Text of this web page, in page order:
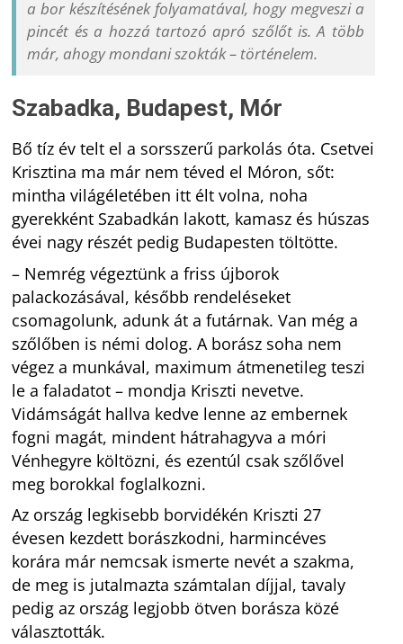
a bor készítésének folyamatával, hogy megveszi a
pincét és a hozzá tartozó apró szőlőt is. A több
már, ahogy mondani szokták – történelem.
Szabadka, Budapest, Mór
Bő tíz év telt el a sorsszerű parkolás óta. Csetvei
Krisztina ma már nem téved el Móron, sőt:
mintha világéletében itt élt volna, noha
gyerekként Szabadkán lakott, kamasz és húszas
évei nagy részét pedig Budapesten töltötte.
– Nemrég végeztünk a friss újborok
palackozásával, később rendeléseket
csomagolunk, adunk át a futárnak. Van még a
szőlőben is némi dolog. A borász soha nem
végez a munkával, maximum átmenetileg teszi
le a faladatot – mondja Kriszti nevetve.
Vidámságát hallva kedve lenne az embernek
fogni magát, mindent hátrahagyva a móri
Vénhegyre költözni, és ezentúl csak szőlővel
meg borokkal foglalkozni.
Az ország legkisebb borvidékén Kriszti 27
évesen kezdett borászkodni, harmincéves
korára már nemcsak ismerte nevét a szakma,
de meg is jutalmazta számtalan díjjal, tavaly
pedig az ország legjobb ötven borásza közé
választották.